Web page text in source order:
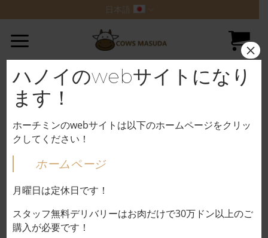
to
content
日本語
ハノイのwebサイトになり
ます！
ホーチミンのwebサイトは以下のホームページをクリッ
クしてください！
ホームページ
月曜日は定休日です！
スタッフ無料デリバリーはお肉だけで30万ドン以上のご
購入が必要です！
×